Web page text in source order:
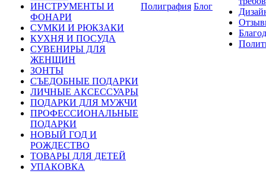
ИНСТРУМЕНТЫ И
ФОНАРИ
СУМКИ И РЮКЗАКИ
КУХНЯ И ПОСУДА
СУВЕНИРЫ ДЛЯ
ЖЕНЩИН
ЗОНТЫ
СЪЕДОБНЫЕ ПОДАРКИ
ЛИЧНЫЕ АКСЕССУАРЫ
ПОДАРКИ ДЛЯ МУЖЧИ
ПРОФЕССИОНАЛЬНЫЕ
ПОДАРКИ
НОВЫЙ ГОД И
РОЖДЕСТВО
ТОВАРЫ ДЛЯ ДЕТЕЙ
УПАКОВКА
Полиграфия Блог